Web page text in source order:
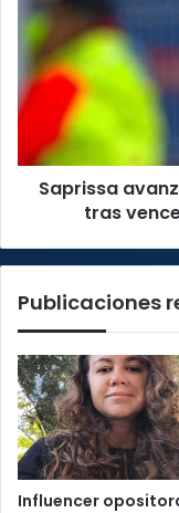
la
final
del
Torneo
Copa
tras
Herediano
Saprissa
tras
Publicaciones
Influencer